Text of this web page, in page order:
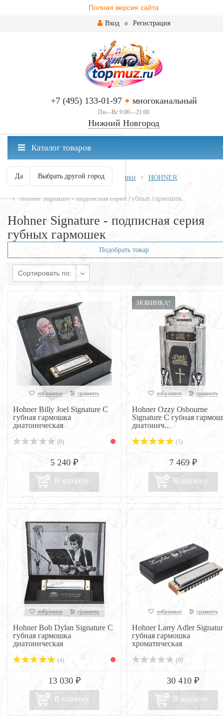
Полная версия сайта
Вход Регистрация
+7 (495) 133-01-97 многоканальный
Пн—Вс 9:00—21:00
Нижний Новгород
Нижний Новгород ваш город?
Да Выбрать другой город
Каталог товаров
Главная Духовые Губные гармошки
HOHNER
Hohner Signature - подписная серия губных гармошек
Hohner Signature - подписная серия
губных гармошек
Подобрать товар
Сортировать по:
избранное сравнить
Hohner Billy Joel Signature C
губная гармошка
диатоническая
(0)
5 240 ₽
В корзину
НОВИНКА!
избранное сравнить
Hohner Ozzy Osbourne
Signature C губная
диатонич...
(5)
7 469 ₽
В корзину
избранное сравнить
Hohner Bob Dylan Signature C
губная гармошка
диатоническая
(4)
13 030 ₽
В корзину
избранное сравнить
Hohner Larry Adler
губная гармошка
хроматическая
(0)
30 410 ₽
В корзину